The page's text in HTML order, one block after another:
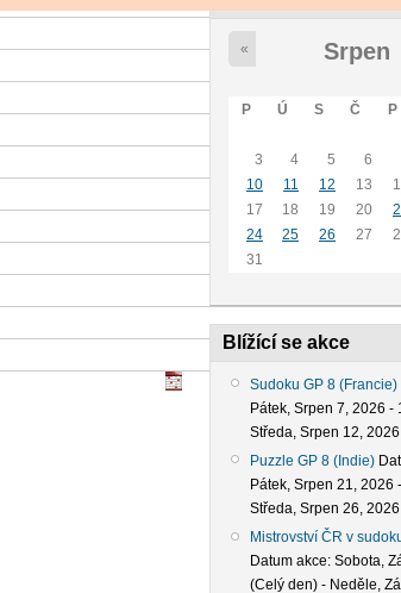
« Srpen
P Ú S Č P
3
4 5 6
10
11 12 13
17
18 19 20
24
25 26 27
31
Blížící se akce
Sudoku GP 8 (Francie)
Pátek, Srpen 7, 2026 -
Středa, Srpen 12,
Puzzle GP 8 (Indie)
Pátek, Srpen 21, 2026
Středa, Srpen 26,
Mistrovství ČR v
Datum akce: Sobota,
(Celý den) - Neděle,